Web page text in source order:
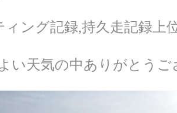
ィング記録,持久走記録上
い天気の中ありがとう